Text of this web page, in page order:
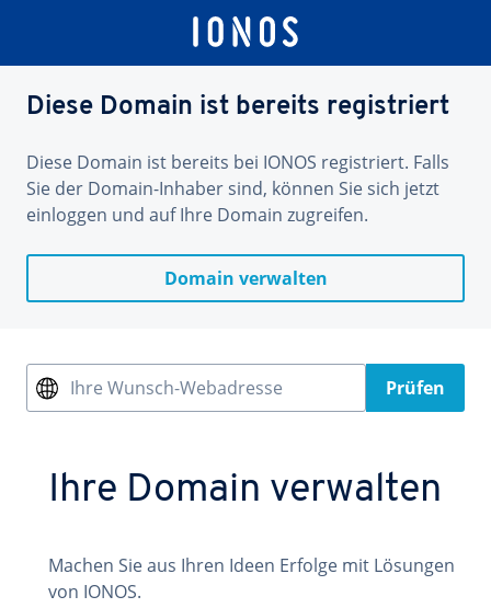
Diese Domain ist bereits registriert
Diese Domain ist bereits bei IONOS registriert. Falls
Sie der Domain-Inhaber sind, können Sie sich jetzt
einloggen und auf Ihre Domain zugreifen.
Domain verwalten
Ihre Wunsch-Webadresse Prüfen
Ihre Domain verwalten
Machen Sie aus Ihren Ideen Erfolge mit Lösungen
von IONOS.